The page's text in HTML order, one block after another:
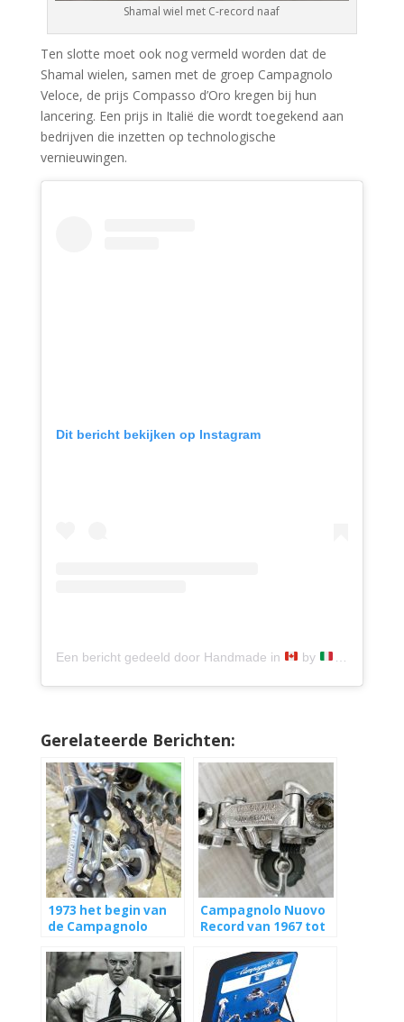
Shamal wiel met C-record naaf
Ten slotte moet ook nog vermeld worden dat de
Shamal wielen, samen met de groep Campagnolo
Veloce, de prijs Compasso d’Oro kregen bij hun
lancering. Een prijs in Italië die wordt toegekend aan
bedrijven die inzetten op technologische
vernieuwingen.
Dit bericht bekijken op Instagram
Een bericht gedeeld door Handmade in by
Gerelateerde Berichten:
1973 het begin van
de Campagnolo
Campagnolo Nuovo
Record van 1967 tot